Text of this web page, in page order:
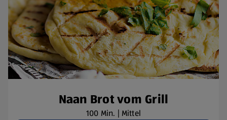
Naan Brot vom Grill
100 Min. | Mittel